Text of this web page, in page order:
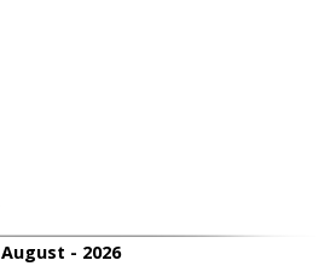
August - 2026